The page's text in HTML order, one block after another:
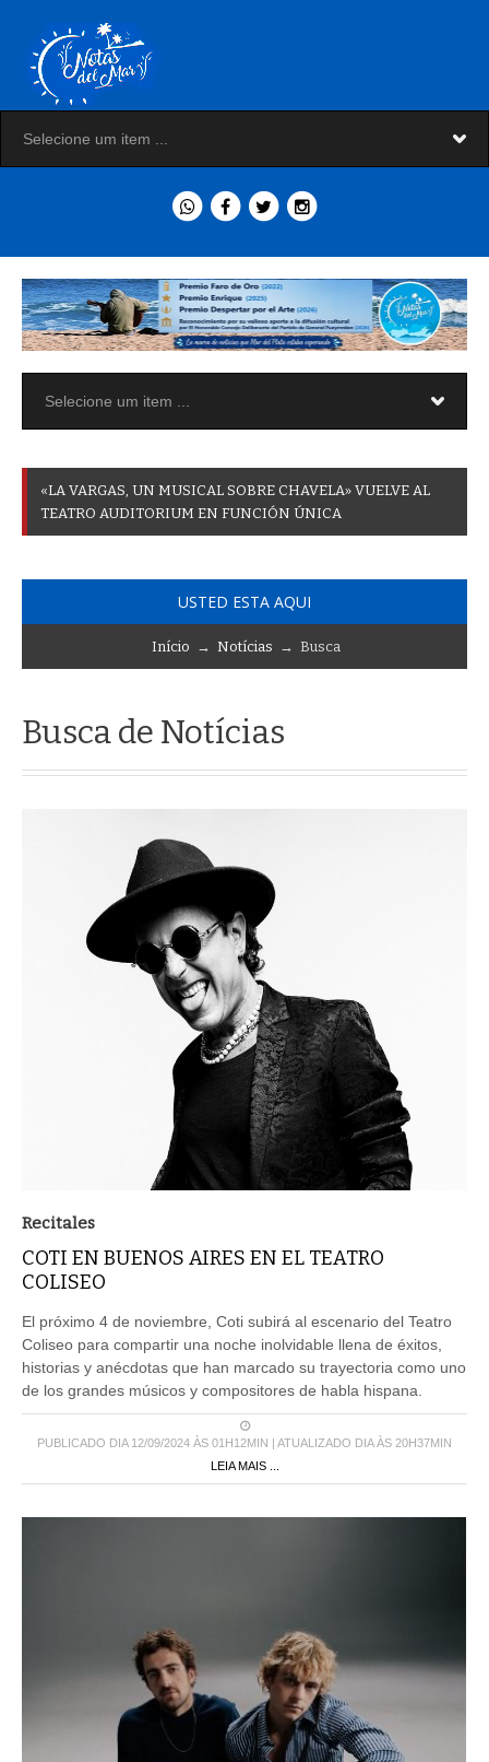
«LA VARGAS UN MUSICAL SOBRE CHAVELA» VUELVE AL
TEATRO AUDITORIUM EN FUNCIÓN ÚNICA
USTED ESTA AQUI
Início → Notícias → Busca
Busca de Notícias
Recitales
COTI EN BUENOS AIRES EN EL TEATRO
COLISEO
El próximo 4 de noviembre, Coti subirá al escenario del Teatro
Coliseo para compartir una noche inolvidable llena de éxitos,
historias y anécdotas que han marcado su trayectoria como uno
de los grandes músicos y compositores de habla hispana.
PUBLICADO DIA 12/09/2024 ÀS 01H12MIN | ATUALIZADO DIA ÀS 20H37MIN
LEIA MAIS ...